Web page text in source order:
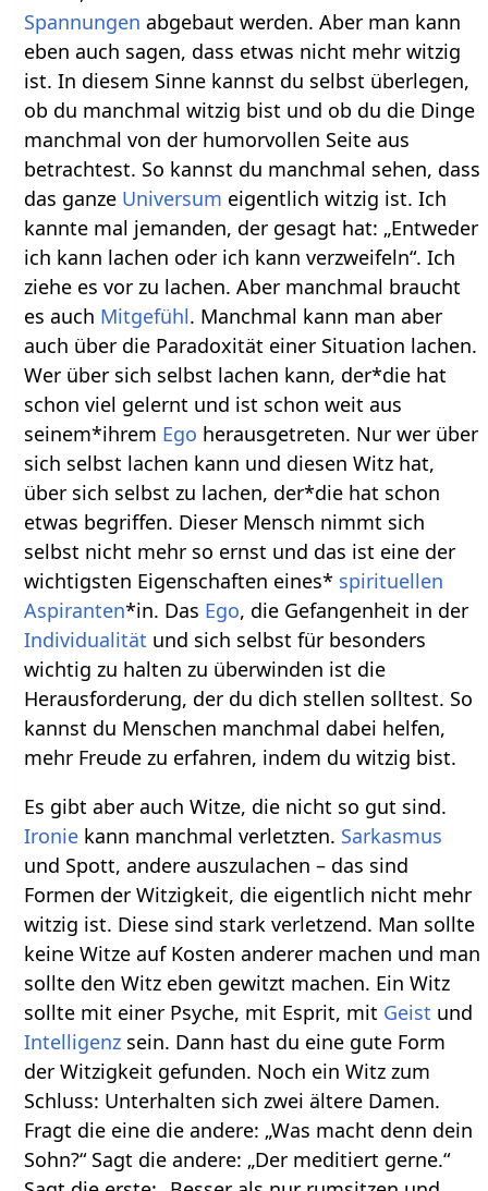
Spannungen abgebaut werden. Aber man kann
eben auch sagen, dass etwas nicht mehr witzig
ist. In diesem Sinne kannst du selbst überlegen,
ob du manchmal witzig bist und ob du die Dinge
manchmal von der humorvollen Seite aus
betrachtest. So kannst du manchmal sehen, dass
das ganze Universum eigentlich witzig ist. Ich
kannte mal jemanden, der gesagt hat: „Entweder
ich kann lachen oder ich kann verzweifeln“. Ich
ziehe es vor zu lachen. Aber manchmal braucht
es auch Mitgefühl. Manchmal kann man aber
auch über die Paradoxität einer Situation lachen.
Wer über sich selbst lachen kann, der*die hat
schon viel gelernt und ist schon weit aus
seinem*ihrem Ego herausgetreten. Nur wer über
sich selbst lachen kann und diesen Witz hat,
über sich selbst zu lachen, der*die hat schon
etwas begriffen. Dieser Mensch nimmt sich
selbst nicht mehr so ernst und das ist eine der
wichtigsten Eigenschaften eines* spirituellen
Aspiranten*in. Das Ego, die Gefangenheit in der
Individualität und sich selbst für besonders
wichtig zu halten zu überwinden ist die
Herausforderung, der du dich stellen solltest. So
kannst du Menschen manchmal dabei helfen,
mehr Freude zu erfahren, indem du witzig bist.
Es gibt aber auch Witze, die nicht so gut sind.
Ironie kann manchmal verletzten. Sarkasmus
und Spott, andere auszulachen – das sind
Formen der Witzigkeit, die eigentlich nicht mehr
witzig ist. Diese sind stark verletzend. Man sollte
keine Witze auf Kosten anderer machen und man
sollte den Witz eben gewitzt machen. Ein Witz
sollte mit einer Psyche, mit Esprit, mit Geist und
Intelligenz sein. Dann hast du eine gute Form
der Witzigkeit gefunden. Noch ein Witz zum
Schluss: Unterhalten sich zwei ältere Damen.
Fragt die eine die andere: „Was macht denn dein
Sohn?“ Sagt die andere: „Der meditiert gerne.“